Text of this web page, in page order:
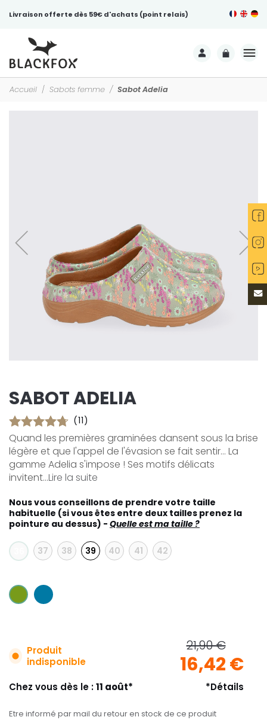
Livraison offerte dès 59€ d'achats (point relais)
Accueil Sabots femme Sabot Adelia
SABOT ADELIA
(11)
Quand les premières graminées dansent sous la brise
légère et que l'appel de l'évasion se fait sentir... La
gamme Adelia s'impose ! Ses motifs délicats
invitent...Lire la suite
Nous vous conseillons de prendre votre taille
habituelle (si vous êtes entre deux tailles prenez la
pointure au dessus) - Quelle est ma taille ?
37 38 39 40 41 42
Produit
indisponible
21,90 €
16,42 €
Chez vous dès le :11 août* *Détails
Etre informé par mail du retour en stock de ce produit